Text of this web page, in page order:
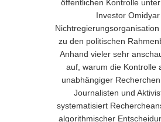
öffentlichen Kontrolle
Investor
zu den politischen
Anhand vieler sehr
auf, warum die Kontrolle
unabhängiger
Journalisten und
systematisiert
algorithmischer